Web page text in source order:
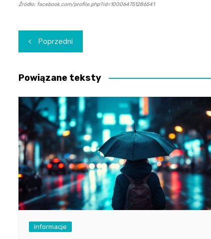
Źródło: facebook.com/profile.php?id=100064751286541
Nawigacja
wpisu
Poprzedni
Powiązane teksty
Informacje